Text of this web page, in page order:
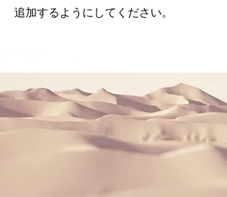
追加するようにしてください。